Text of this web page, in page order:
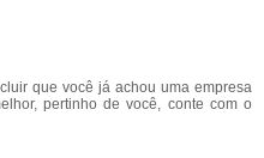
que você já achou uma empresa
pertinho de você, conte com o